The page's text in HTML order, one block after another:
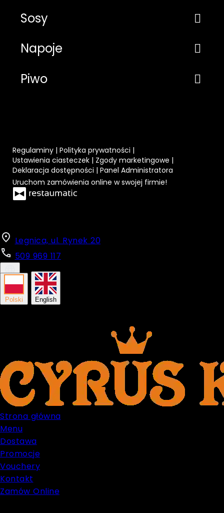
Legnica, ul. Rynek 20
509 969 117
Polski English
Strona główna
Menu
Dostawa
Promocje
Vouchery
Kontakt
Zamów Online